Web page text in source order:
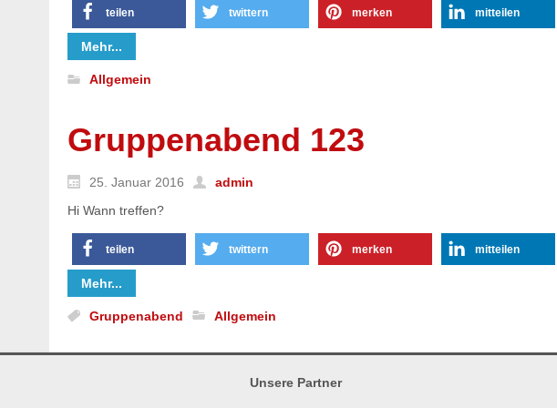
teilen twittern merken mitteilen
Mehr...
Allgemein
Gruppenabend 123
25. Januar 2016
admin
Hi Wann treffen?
teilen twittern merken mitteilen
Mehr...
Gruppenabend Allgemein
Unsere Partner